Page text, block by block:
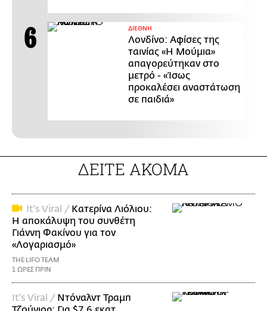
ΔΙΕΘΝΗ
Λονδίνο: Αφίσες της
ταινίας «Η Μούμια»
απαγορεύτηκαν στο
μετρό - «Ίσως
προκαλέσει αναστάτωση
σε παιδιά»
ΔΕΙΤΕ ΑΚΟΜΑ
It's Viral / Κατερίνα Λιόλιου:
Η αποκάλυψη του συνθέτη
Γιάννη Φακίνου για τον
«Λογαριασμό»
THE LIFO TEAM
1 ΩΡΕΣ ΠΡΙΝ
It's Viral / Ντόναλντ Τραμπ